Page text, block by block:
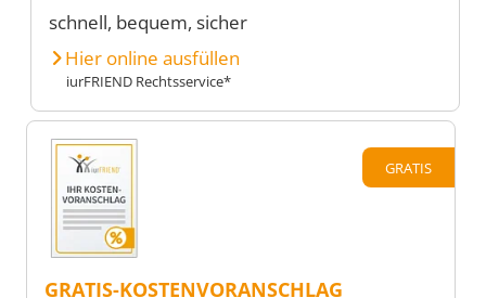
schnell, bequem, sicher
Hier online ausfüllen
iurFRIEND Rechtsservice*
GRATIS
GRATIS-KOSTENVORANSCHLAG